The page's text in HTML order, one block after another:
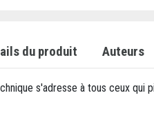
du produit Auteurs
s'adresse à tous ceux qui